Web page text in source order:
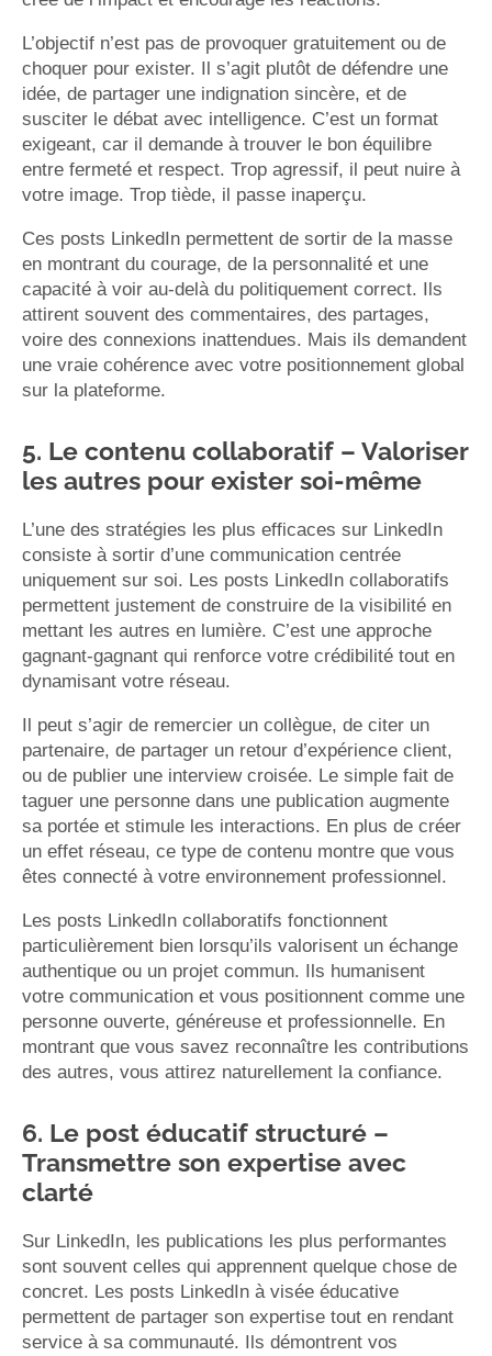
L’objectif n’est pas de provoquer gratuitement ou de
choquer pour exister. Il s’agit plutôt de défendre une
idée, de partager une indignation sincère, et de
susciter le débat avec intelligence. C’est un format
exigeant, car il demande à trouver le bon équilibre
entre fermeté et respect. Trop agressif, il peut nuire à
votre image. Trop tiède, il passe inaperçu.
Ces posts LinkedIn permettent de sortir de la masse
en montrant du courage, de la personnalité et une
capacité à voir au-delà du politiquement correct. Ils
attirent souvent des commentaires, des partages,
voire des connexions inattendues. Mais ils demandent
une vraie cohérence avec votre positionnement global
sur la plateforme.
5. Le contenu collaboratif – Valoriser
les autres pour exister soi-même
L’une des stratégies les plus efficaces sur LinkedIn
consiste à sortir d’une communication centrée
uniquement sur soi. Les posts LinkedIn collaboratifs
permettent justement de construire de la visibilité en
mettant les autres en lumière. C’est une approche
gagnant-gagnant qui renforce votre crédibilité tout en
dynamisant votre réseau.
Il peut s’agir de remercier un collègue, de citer un
partenaire, de partager un retour d’expérience client,
ou de publier une interview croisée. Le simple fait de
taguer une personne dans une publication augmente
sa portée et stimule les interactions. En plus de créer
un effet réseau, ce type de contenu montre que vous
êtes connecté à votre environnement professionnel.
Les posts LinkedIn collaboratifs fonctionnent
particulièrement bien lorsqu’ils valorisent un échange
authentique ou un projet commun. Ils humanisent
votre communication et vous positionnent comme une
personne ouverte, généreuse et professionnelle. En
montrant que vous savez reconnaître les contributions
des autres, vous attirez naturellement la confiance.
6. Le post éducatif structuré –
Transmettre son expertise avec
clarté
Sur LinkedIn, les publications les plus performantes
sont souvent celles qui apprennent quelque chose de
concret. Les posts LinkedIn à visée éducative
permettent de partager son expertise tout en rendant
service à sa communauté. Ils démontrent vos